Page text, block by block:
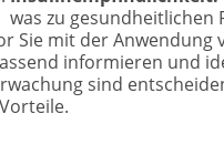
was zu
Sie mit der
informieren und
sind